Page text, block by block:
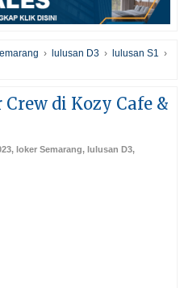
› lulusan D3 › lulusan S1
›
di Kozy Cafe &
, loker Semarang, lulusan D3,